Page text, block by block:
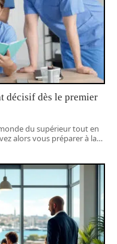
décisif dès le premier
du supérieur tout en
alors vous préparer à la…